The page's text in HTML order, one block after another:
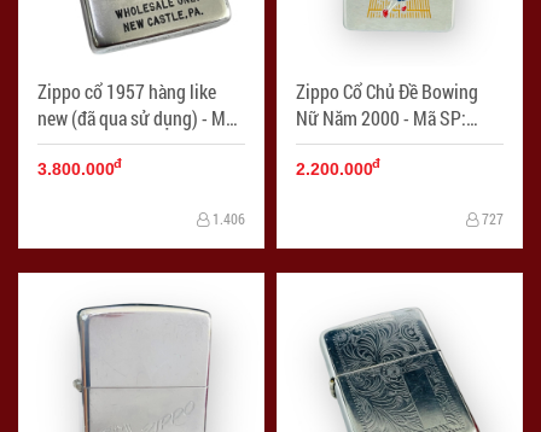
Zippo cổ 1957 hàng like
new (đã qua sử dụng) - Mã
SP: ZPC4257-2
3.800.000đ
1.406
Zippo Cổ Chủ Đề Bowing
Nữ Năm 2000 - Mã SP:
ZPC4257-3
2.200.000đ
727